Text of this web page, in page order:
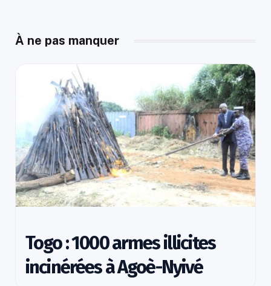
À ne pas manquer
Togo : 1000 armes illicites
incinérées à Agoè-Nyivé